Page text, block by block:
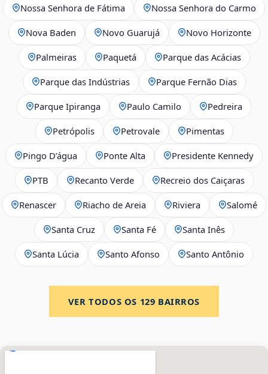
Nossa Senhora de Fátima Nossa Senhora do Carmo
Nova Baden Novo Guarujá Novo Horizonte
Palmeiras Paquetá Parque das Acácias
Parque das Indústrias Parque Fernão Dias
Parque Ipiranga Paulo Camilo Pedreira
Petrópolis Petrovale Pimentas
Pingo D’água Ponte Alta Presidente Kennedy
PTB Recanto Verde Recreio dos Caiçaras
Renascer Riacho de Areia Riviera Salomé
Santa Cruz Santa Fé Santa Inês
Santa Lúcia Santo Afonso Santo Antônio
VER TODOS OS 129 BAIRROS